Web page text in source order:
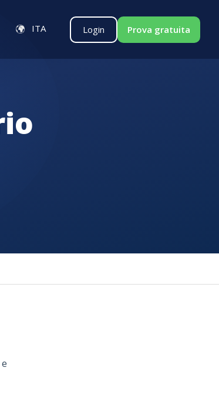
ITA Login Prova gratuita